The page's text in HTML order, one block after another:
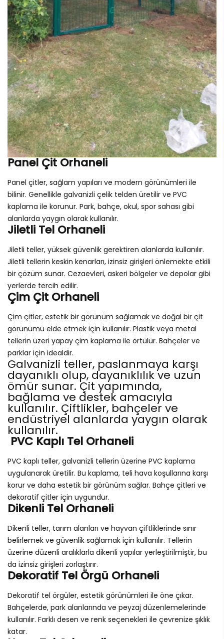
Panel Çit Orhaneli
Panel çitler, sağlam yapıları ve modern görünümleri ile
bilinir. Genellikle galvanizli çelik telden üretilir ve PVC
kaplama ile korunur. Park, bahçe, okul, spor sahası gibi
alanlarda yaygın olarak kullanılır.
Jiletli Tel Orhaneli
Jiletli teller, yüksek güvenlik gerektiren alanlarda kullanılır.
Jiletli tellerin keskin kenarları, izinsiz girişleri önlemekte etkili
bir çözüm sunar. Cezaevleri, askeri bölgeler ve depolar gibi
yerlerde tercih edilir.
Çim Çit Orhaneli
Çim çitler, estetik bir görünüm sağlamak ve doğal bir çit
görünümü elde etmek için kullanılır. Plastik veya metal
tellerin üzeri yapay çim kaplama ile örtülür. Bahçeler ve
parklar için idealdir.
Galvanizli teller, paslanmaya karşı
dayanıklı olup, dayanıklılık ve uzun
ömür sunar. Çit yapımında,
bağlama ve destek amacıyla
kullanılır. Çiftlikler, bahçeler ve
endüstriyel alanlarda yaygın olarak
kullanılır.
PVC Kaplı Tel Orhaneli
PVC kaplı teller, galvanizli tellerin üzerine PVC kaplama
uygulanarak üretilir. Bu kaplama, teli hava koşullarına karşı
korur ve daha estetik bir görünüm sağlar. Bahçe çitleri ve
dekoratif çitler için uygundur.
Dikenli Tel Orhaneli
Dikenli teller, tarım alanları ve hayvan çiftliklerinde sınır
belirlemek ve güvenlik sağlamak için kullanılır. Tellerin
üzerine düzenli aralıklarla dikenli yapılar yerleştirilmiştir, bu
da izinsiz girişleri zorlaştırır.
Dekoratif Tel Örgü Orhaneli
Dekoratif tel örgüler, estetik görünümleri ile öne çıkar.
Bahçelerde, park alanlarında ve peyzaj düzenlemelerinde
kullanılır. Farklı desen ve renk seçenekleri ile çevrenize şıklık
katar.